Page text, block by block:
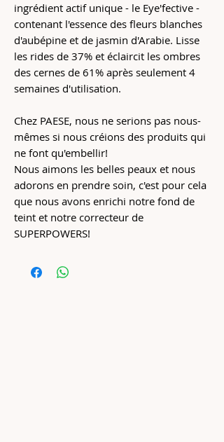
ingrédient actif unique - le Eye'fective -
contenant l'essence des fleurs blanches
d'aubépine et de jasmin d'Arabie. Lisse
les rides de 37% et éclaircit les ombres
des cernes de 61% après seulement 4
semaines d'utilisation.
Chez PAESE, nous ne serions pas nous-
mêmes si nous créions des produits qui
ne font qu'embellir!
Nous aimons les belles peaux et nous
adorons en prendre soin, c'est pour cela
que nous avons enrichi notre fond de
teint et notre correcteur de
SUPERPOWERS!